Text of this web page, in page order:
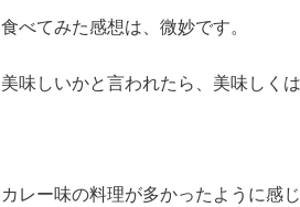
食べてみた感想は、微妙です。
美味しいかと言われたら、美味しく
カレー味の料理が多かったように感じ